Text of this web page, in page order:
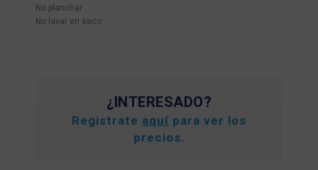
No planchar
No lavar en seco
¿INTERESADO?
Registrate aquí para ver los
precios.